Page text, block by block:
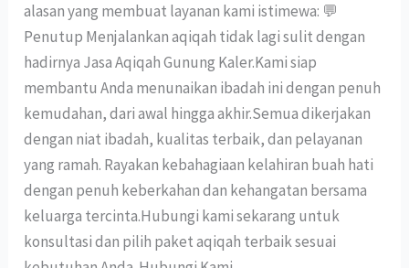
alasan yang membuat layanan kami istimewa: 💬
Penutup Menjalankan aqiqah tidak lagi sulit dengan
hadirnya Jasa Aqiqah Gunung Kaler.Kami siap
membantu Anda menunaikan ibadah ini dengan penuh
kemudahan, dari awal hingga akhir.Semua dikerjakan
dengan niat ibadah, kualitas terbaik, dan pelayanan
yang ramah. Rayakan kebahagiaan kelahiran buah hati
dengan penuh keberkahan dan kehangatan bersama
keluarga tercinta.Hubungi kami sekarang untuk
konsultasi dan pilih paket aqiqah terbaik sesuai